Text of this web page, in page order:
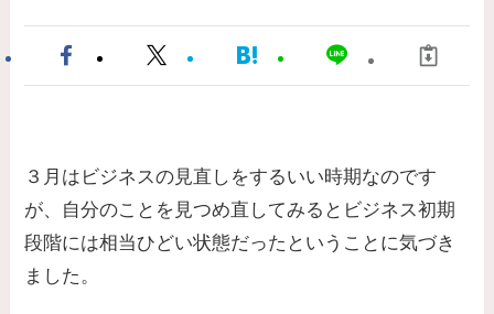
３月はビジネスの見直しをするいい時期なのです
が、自分のことを見つめ直してみるとビジネス初期
段階には相当ひどい状態だったということに気づき
ました。